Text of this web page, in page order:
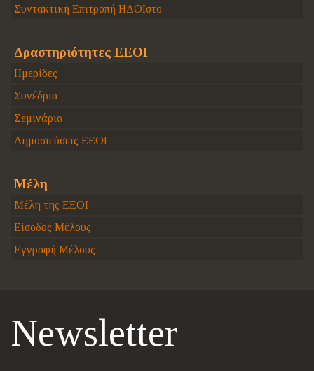
Συντακτική Επιτροπή ΗΔΟΙστο
Δραστηριότητες ΕΕΟΙ
Ημερίδες
Συνέδρια
Σεμινάρια
Δημοσιεύσεις ΕΕΟΙ
Μέλη
Μέλη της ΕΕΟΙ
Είσοδος Μέλους
Εγγραφή Μέλους
Newsletter